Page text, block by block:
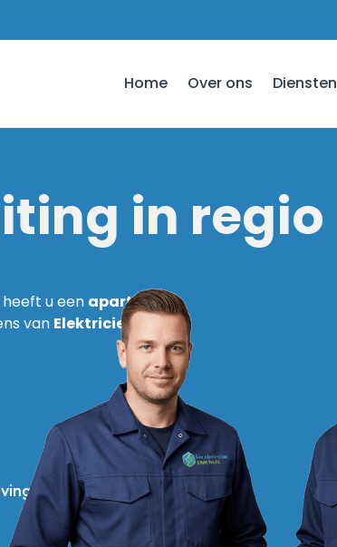
Home Over ons Diensten
in regio
u een aparte
van Elektricien